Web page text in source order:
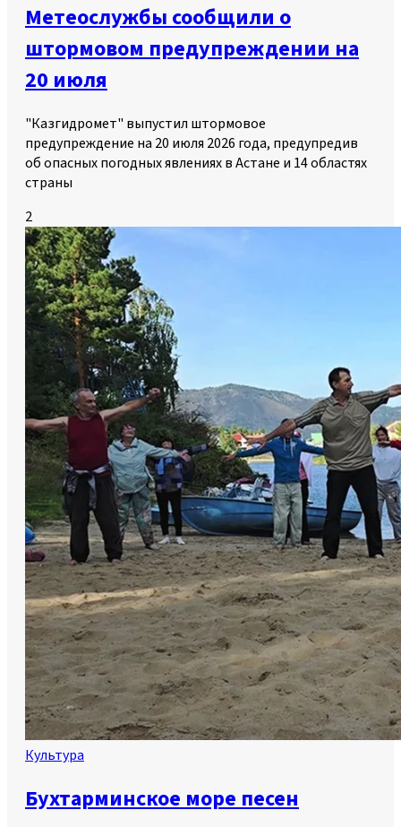
Метеослужбы сообщили о
штормовом предупреждении на
20 июля
"Казгидромет" выпустил штормовое
предупреждение на 20 июля 2026 года, предупредив
об опасных погодных явлениях в Астане и 14 областях
страны
2
Культура
Бухтарминское море песен